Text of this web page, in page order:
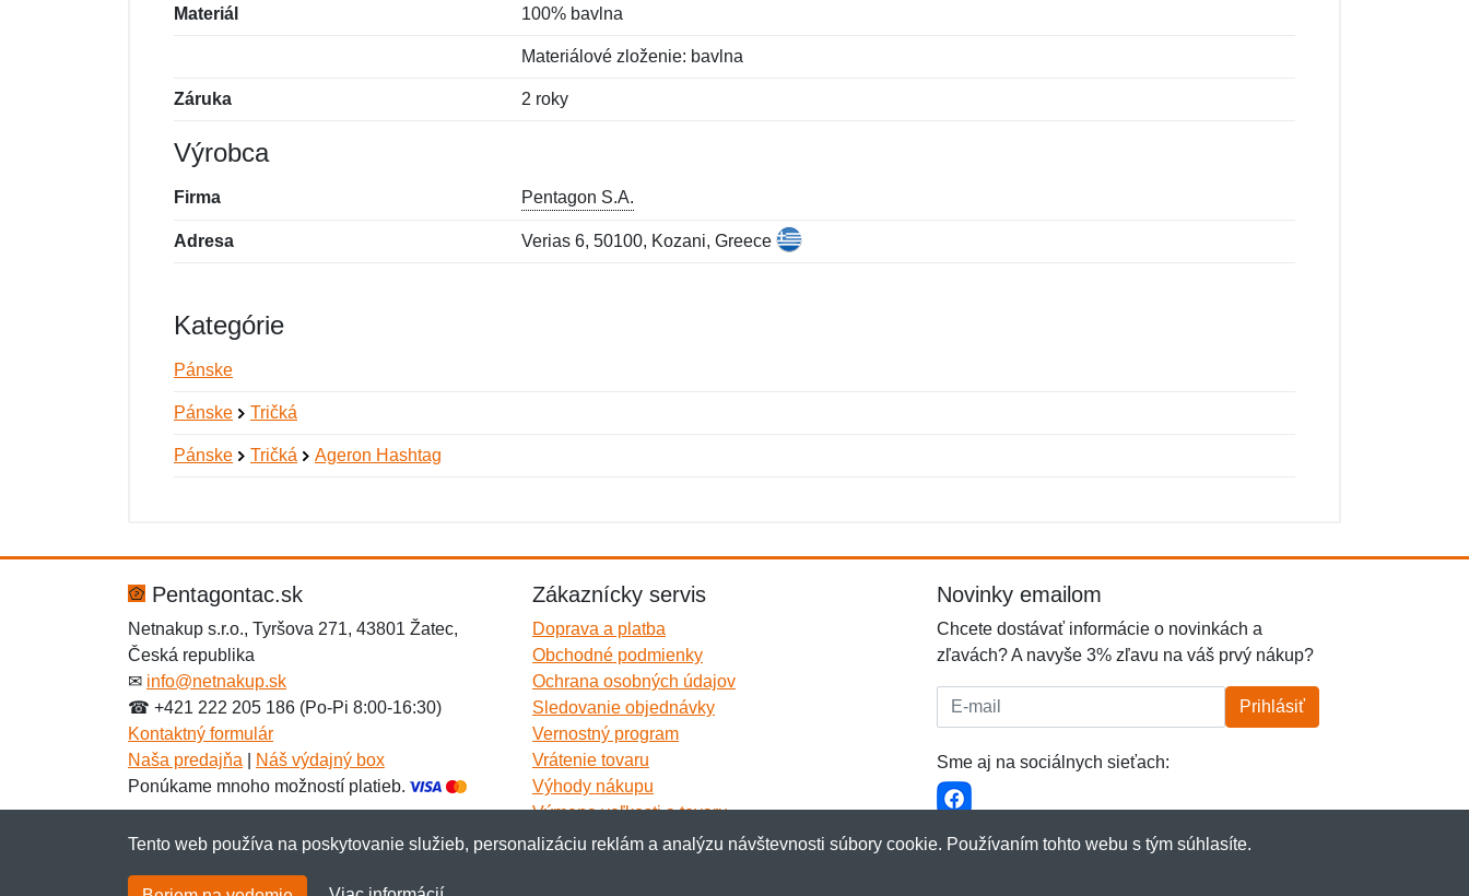
Materiál 100% bavlna
Materiálové zloženie: bavlna
Záruka 2 roky
Výrobca
Firma Pentagon S.A.
Adresa Verias 6, 50100, Kozani, Greece
Kategórie
Pánske
Pánske Tričká
Pánske Tričká Ageron Hashtag
Správa*
Pridať
Správa*
Pridať
Pentagontac.sk
Netnakup s.r.o., Tyršova 271, 43801 Žatec,
Česká republika
✉ info@netnakup.sk
☎ +421 222 205 186 (Po-Pi 8:00-16:30)
Kontaktný formulár
Naša predajňa
Náš výdajný box
Ponúkame mnoho možností platieb.
Zákaznícky servis
Doprava a platba
Obchodné podmienky
Ochrana osobných údajov
Sledovanie objednávky
Vernostný program
Vrátenie tovaru
Výhody nákupu
Výmena veľkosti a tovaru
Viac informácií...
Novinky emailom
Chcete dostávať informácie o novinkách a
zľavách? A navyše 3% zľavu na váš prvý nákup?
E-mail: Prihlásiť
Sme aj na sociálnych sieťach:
Tento web používa na poskytovanie služieb, personalizáciu reklám a analýzu návštevnosti súbory cookie. Používaním tohto webu s tým súhlasíte.